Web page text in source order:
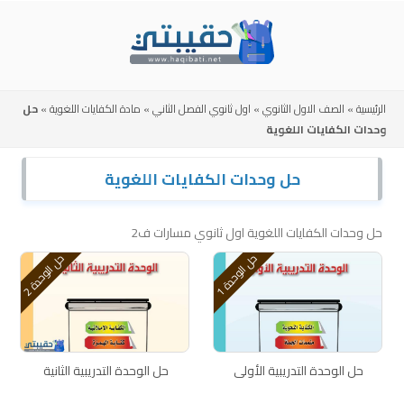
الرئيسية» الصف الاول الثانوي» اول ثانوي الفصل الثاني» مادة الكفايات اللغوية»حل
وحدات الكفايات اللغوية
حل وحدات الكفايات اللغوية
حل وحدات الكفايات اللغوية اول ثانوي مسارات ف2
ح
ل
ا
ل
و
ح
د
ة
1
حل الوحدة التدريبية الأولى
ح
ل
ا
ل
و
ح
د
ة
2
حل الوحدة التدريبية الثانية